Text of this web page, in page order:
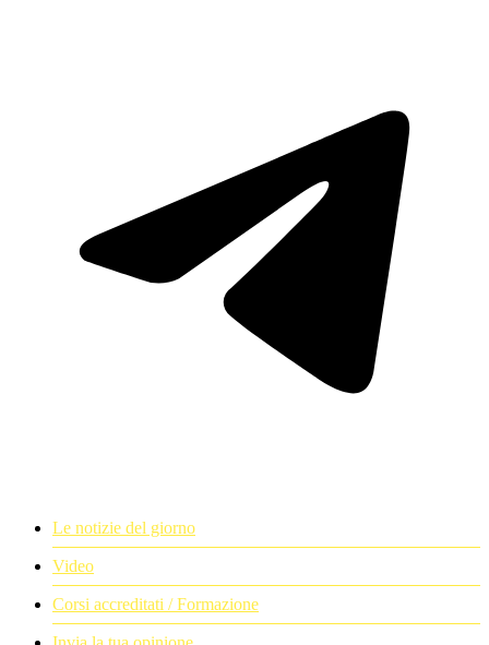
Le notizie del giorno
Video
Corsi accreditati / Formazione